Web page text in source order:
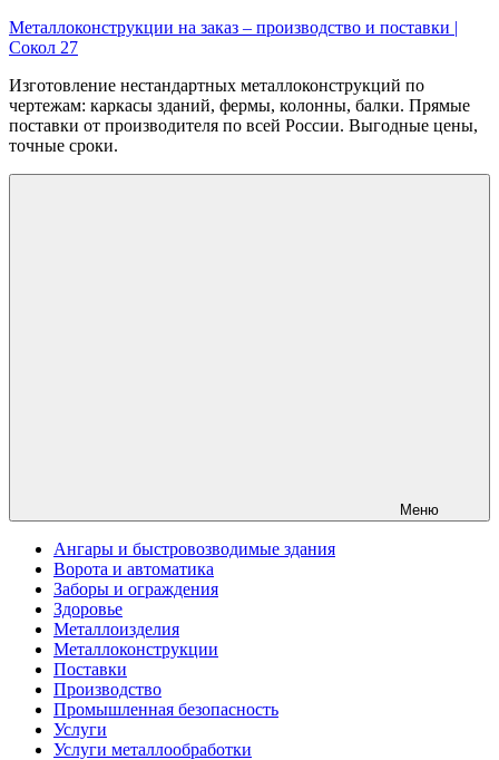
Перейти
к
Металлоконструкции на заказ – производство и поставки |
Сокол 27
Изготовление нестандартных металлоконструкций по
чертежам: каркасы зданий, фермы, колонны, балки. Прямые
поставки от производителя по всей России. Выгодные цены,
точные сроки.
Меню
Ангары и быстровозводимые здания
Ворота и автоматика
Заборы и ограждения
Здоровье
Металлоизделия
Металлоконструкции
Поставки
Производство
Промышленная безопасность
Услуги
Услуги металлообработки